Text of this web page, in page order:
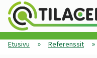
Etusivu » Referenssit »